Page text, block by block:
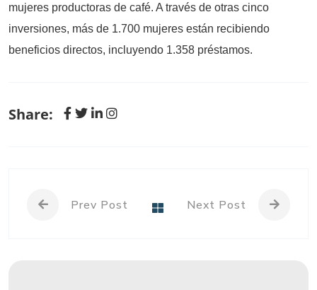
mujeres productoras de café. A través de otras cinco
inversiones, más de 1.700 mujeres están recibiendo
beneficios directos, incluyendo 1.358 préstamos.
Share:
Prev Post Next Post